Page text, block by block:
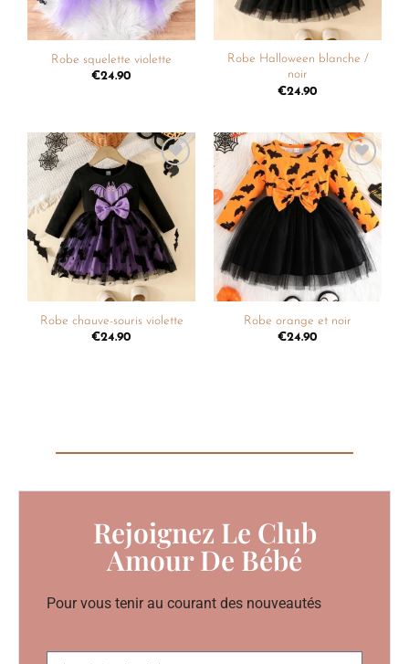
Robe squelette violette
€24.90
Robe Halloween blanche /
noir
€24.90
Ajouter
liste de
souhaits
Robe chauve-souris violette
€24.90
Ajouter
à la
liste de
souhaits
Robe orange et noir
€24.90
Rejoignez Le Club
Amour De Bébé
Pour vous tenir au courant des nouveautés